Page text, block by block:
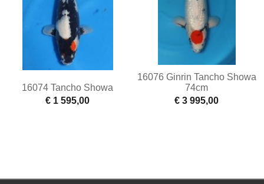
16074 Tancho Showa
€ 1 595,00
16076 Ginrin Tancho Showa
74cm
€ 3 995,00